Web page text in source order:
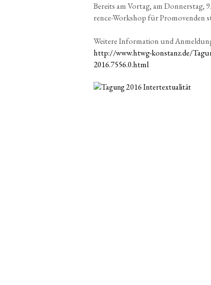
Bereits am Vor­tag, am Don­ners­tag,
rence-Work­shop für Pro­mo­ven­den
Wei­te­re Infor­ma­ti­on und
http://www.htwg-konstanz.de/
2016.7556.0.html